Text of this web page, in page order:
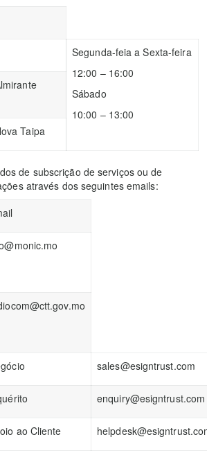
Segunda-feia a Sexta-feira
12:00 – 16:00
Sábado
10:00 – 13:00
Taipa
de subscrição de serviços ou de
através dos seguintes emails:
sales@esigntrust.com
enquiry@esigntrust.com
ao Cliente